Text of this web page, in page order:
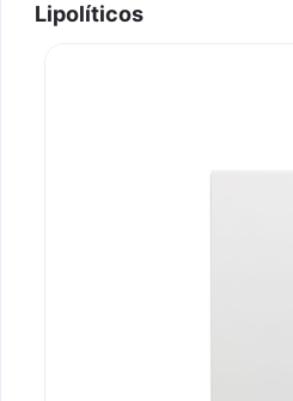
Lipolíticos